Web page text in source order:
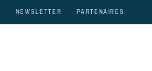
NEWSLETTER PARTENAIRES